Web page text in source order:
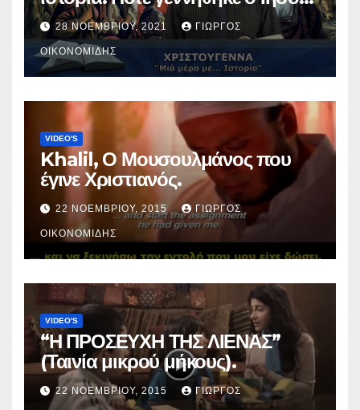
Χριστός; (Βίντεο).
28 ΝΟΕΜΒΡΊΟΥ, 2021 ΓΙΏΡΓΟΣ
ΟΙΚΟΝΟΜΊΔΗΣ
VIDEO'S
Khalil, Ο Μουσουλμάνος που
έγινε Χριστιανός.
22 ΝΟΕΜΒΡΊΟΥ, 2015 ΓΙΏΡΓΟΣ
ΟΙΚΟΝΟΜΊΔΗΣ
VIDEO'S
“Η ΠΡΟΣΕΥΧΗ ΤΗΣ ΛΙΕΝΑΣ”
(Ταινία μικρού μήκους).
22 ΝΟΕΜΒΡΊΟΥ, 2015 ΓΙΏΡΓΟΣ